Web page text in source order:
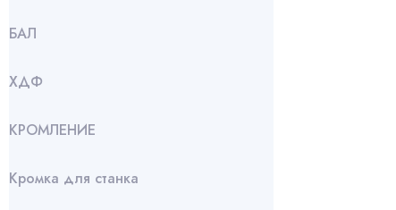
БАЛ
ХДФ
КРОМЛЕНИЕ
Кромка для станка